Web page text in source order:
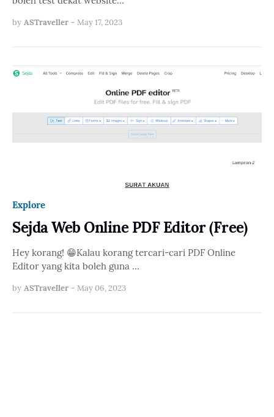
by ASTraveller - May 17, 2023
Explore
Sejda Web Online PDF Editor (Free)
Hey korang! 😁Kalau korang tercari-cari PDF Online
Editor yang kita boleh guna …
by ASTraveller - May 06, 2023